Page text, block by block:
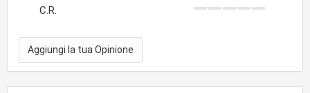
C.R.
Aggiungi la tua Opinione